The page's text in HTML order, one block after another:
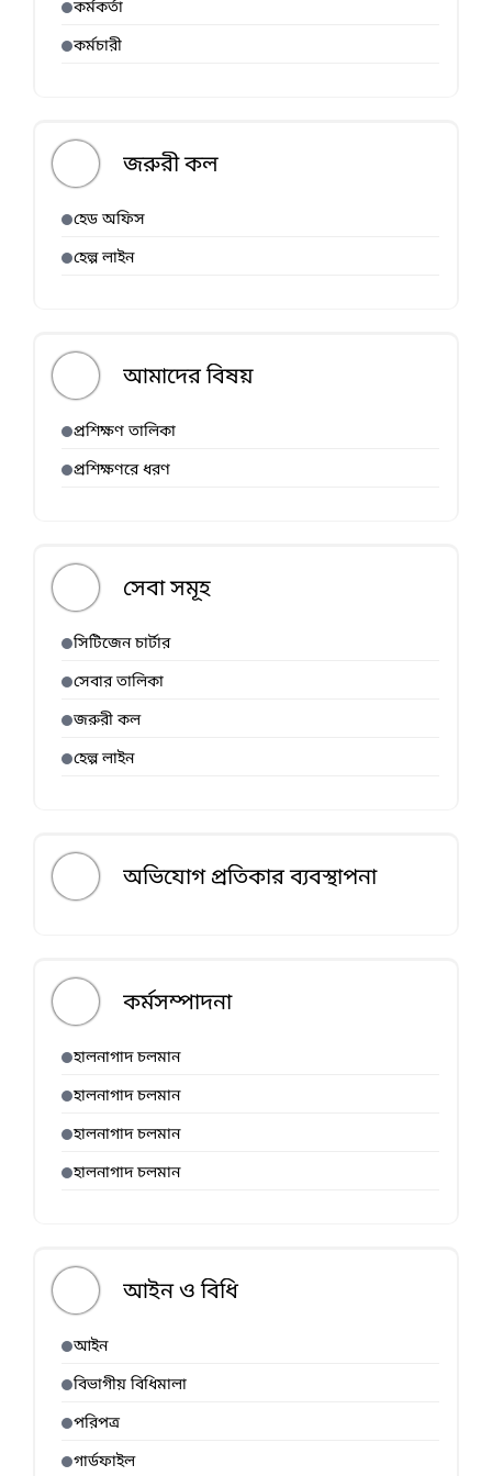
কর্মকর্তা
কর্মচারী
জরুরী কল
হেড অফিস
হেল্প লাইন
আমাদের বিষয়
প্রশিক্ষণ তালিকা
প্রশিক্ষণরে ধরণ
সেবা সমূহ
সিটিজেন চার্টার
সেবার তালিকা
জরুরী কল
হেল্প লাইন
অভিযোগ প্রতিকার ব্যবস্থাপনা
কর্মসম্পাদনা
হালনাগাদ চলমান
হালনাগাদ চলমান
হালনাগাদ চলমান
হালনাগাদ চলমান
আইন ও বিধি
আইন
বিভাগীয় বিধিমালা
পরিপত্র
গার্ডফাইল